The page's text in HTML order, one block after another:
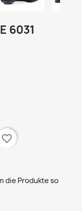
6031
favorite_border
die Produkte so